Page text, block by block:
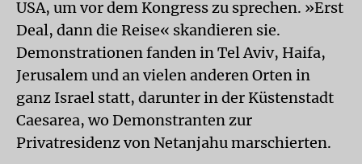
USA, um vor dem Kongress zu sprechen. »Erst
Deal, dann die Reise« skandieren sie.
Demonstrationen fanden in Tel Aviv, Haifa,
Jerusalem und an vielen anderen Orten in
ganz Israel statt, darunter in der Küstenstadt
Caesarea, wo Demonstranten zur
Privatresidenz von Netanjahu marschierten.